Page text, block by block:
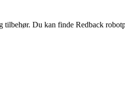
Du kan finde Redback